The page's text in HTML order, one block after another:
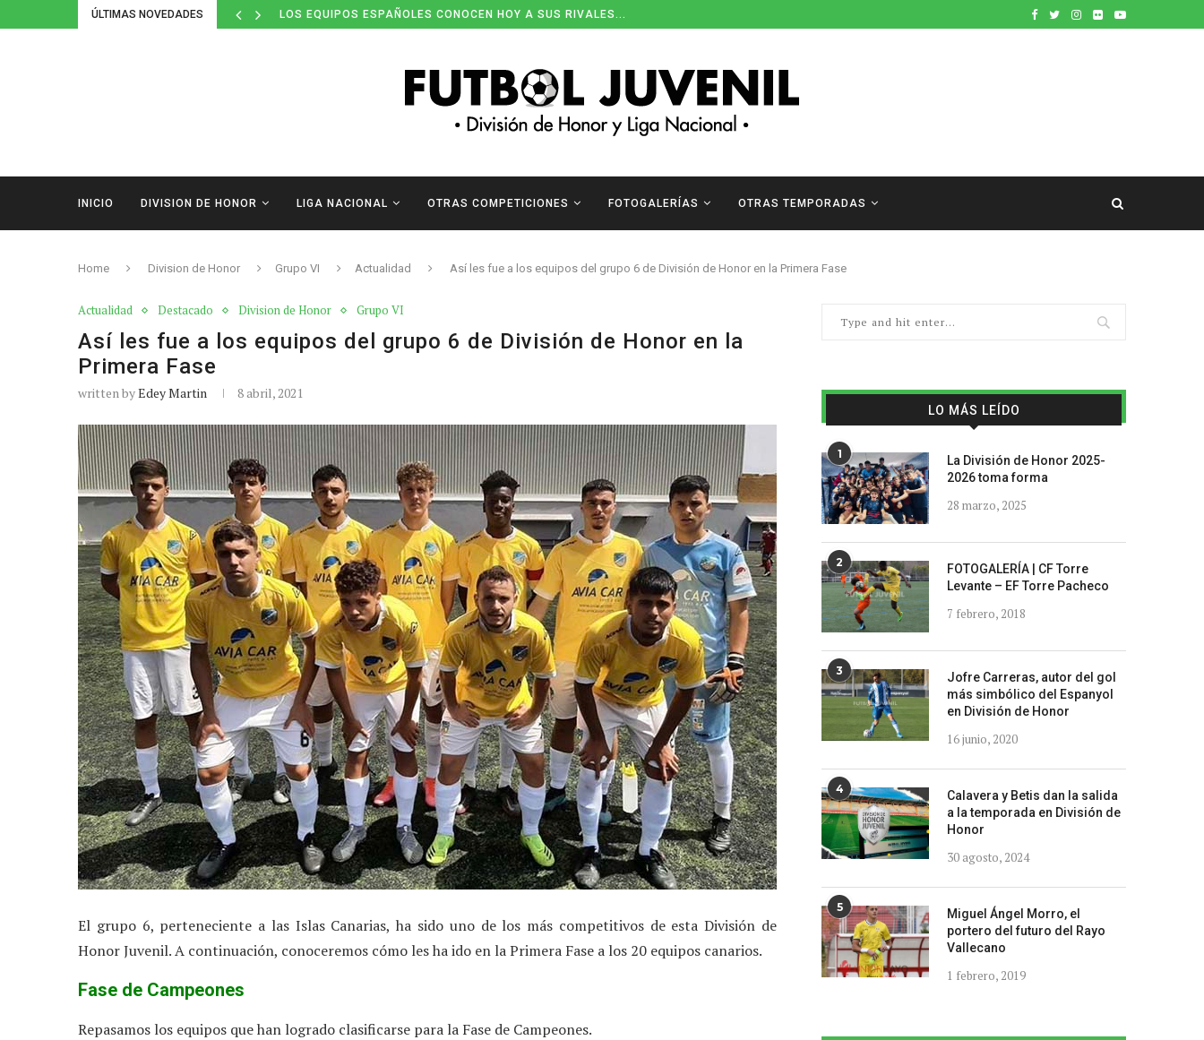
ÚLTIMAS NOVEDADES LOS EQUIPOS ESPAÑOLES CONOCEN HOY A SUS RIVALES...
INICIO DIVISION DE HONOR LIGA NACIONAL OTRAS COMPETICIONES FOTOGALERÍAS OTRAS TEMPORADAS
Home Division de Honor Grupo VI Actualidad Así les fue a los equipos del grupo 6 de División de Honor en la Primera Fase
Actualidad Destacado Division de Honor Grupo VI
Así les fue a los equipos del grupo 6 de División de Honor en la
Primera Fase
written byEdey Martin 8 abril, 2021
El grupo 6, perteneciente a las Islas Canarias, ha sido uno de los más competitivos de esta División de
Honor Juvenil. A continuación, conoceremos cómo les ha ido en la Primera Fase a los 20 equipos canarios.
Fase de Campeones
Repasamos los equipos que han logrado clasificarse para la Fase de Campeones.
LO MÁS LEÍDO
1
La División de Honor 2025-
2026 toma forma
28 marzo, 2025
2
FOTOGALERÍA | CF Torre
Levante – EF Torre Pacheco
7 febrero, 2018
3
Jofre Carreras, autor del gol
más simbólico del Espanyol
en División de Honor
16 junio, 2020
4
Calavera y Betis dan la salida
a la temporada en División de
Honor
30 agosto, 2024
5
Miguel Ángel Morro, el
portero del futuro del Rayo
Vallecano
1 febrero, 2019